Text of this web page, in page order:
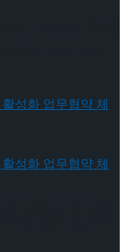
활성화 업무협
빈-이효원-최진
발전 프리 스케
피겨 JGP 파
팅 경기 결과